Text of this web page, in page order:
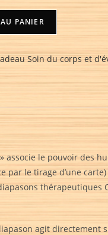
PANIER
Soin du corps et
associe le pouvoir des
par le tirage d’une
thérapeutiques
agit directement